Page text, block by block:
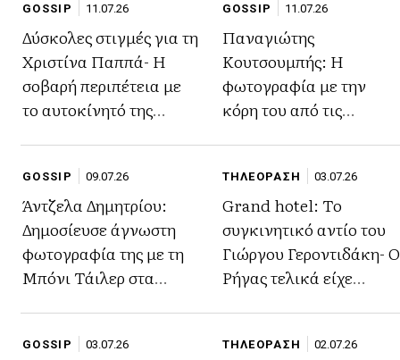
μαγιό της που
συζητήθηκε
GOSSIP 11.07.26
Δύσκολες στιγμές για τη
Χριστίνα Παππά- Η
σοβαρή περιπέτεια με
το αυτοκίνητό της
GOSSIP 11.07.26
Παναγιώτης
Κουτσουμπής: Η
φωτογραφία με την
κόρη του από τις
λιώσουμε
GOSSIP 09.07.26
Άντζελα Δημητρίου:
Δημοσίευσε άγνωστη
φωτογραφία της με τη
Μπόνι Τάιλερ στα
ΤΗΛΕΟΡΑΣΗ 03.07.26
Grand hotel: Το
συγκινητικό αντίο του
Γιώργου Γεροντιδάκη- Ο
Ρήγας τελικά είχε
GOSSIP 03.07.26 ΤΗΛΕΟΡΑΣΗ 02.07.26